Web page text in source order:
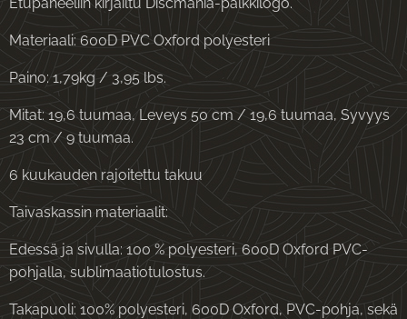
Materiaali: 600D PVC Oxford polyesteri
Paino: 1,79kg / 3,95 lbs.
Mitat: 19,6 tuumaa, Leveys 50 cm / 19,6 tuumaa, Syvyys
23 cm / 9 tuumaa.
6 kuukauden rajoitettu takuu
Taivaskassin materiaalit:
Edessä ja sivulla: 100 % polyesteri, 600D Oxford PVC-
pohjalla, sublimaatiotulostus.
Takapuoli: 100% polyesteri, 600D Oxford, PVC-pohja, sekä